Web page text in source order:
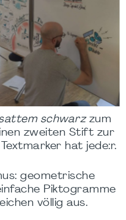
schwarzzum
zweiten Stift zur
hat jede:r.
geometrische
Piktogramme
völlig aus.